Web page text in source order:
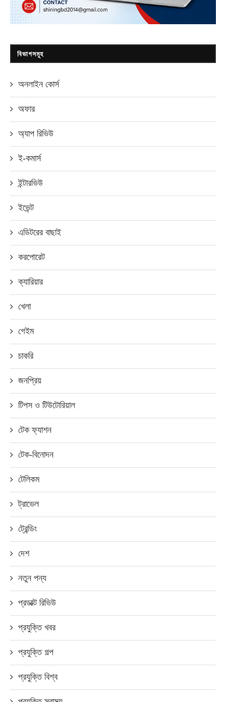
বিভাগসমূহ
অনলাইন কোর্স
অফার
অ্যাপ রিভিউ
ই-কমার্স
ইন্টারভিউ
ইভেন্ট
এডিটরের বাছাই
করপোরেট
ক্যারিয়ার
খেলা
গেইম
চাকরি
জনপ্রিয়
টিপস ও টিউটোরিয়াল
টেক ফ্যাশন
টেক-বিনোদন
টেলিকম
ট্রাভেল
ট্রেন্ডিং
দেশ
নতুন পন্য
প্রডাক্ট রিভিউ
প্রযুক্তি খবর
প্রযুক্তি গল্প
প্রযুক্তি বিশ্ব